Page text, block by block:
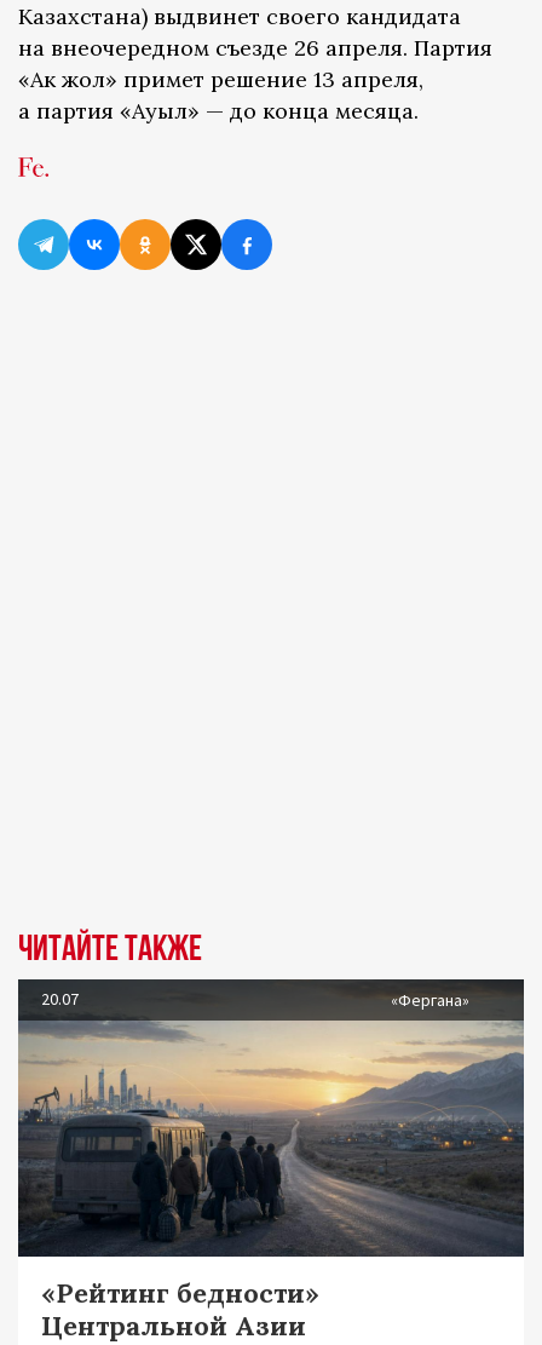
Казахстана) выдвинет своего кандидата
на внеочередном съезде 26 апреля. Партия
«Ак жол» примет решение 13 апреля,
а партия «Ауыл» — до конца месяца.
Читайте также
20.07 «Фергана»
«Рейтинг бедности»
Центральной Азии